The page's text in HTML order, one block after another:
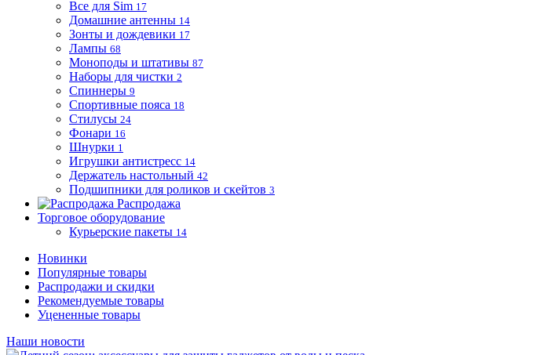
Все для Sim 17
Домашние антенны 14
Зонты и дождевики 17
Лампы 68
Моноподы и штативы 87
Наборы для чистки 2
Спиннеры 9
Спортивные пояса 18
Стилусы 24
Фонари 16
Шнурки 1
Игрушки антистресс 14
Держатель настольный 42
Подшипники для роликов и скейтов 3
Распродажа
Торговое оборудование
Курьерские пакеты 14
Новинки
Популярные товары
Распродажи и скидки
Рекомендуемые товары
Уцененные товары
Наши новости